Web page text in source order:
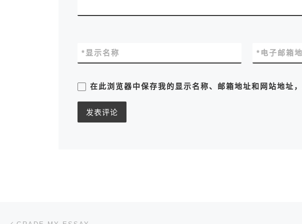
显示名称
* 电子邮箱
*
在此浏览器中保存我的显示名称、邮箱地址和网站地址
文章导航